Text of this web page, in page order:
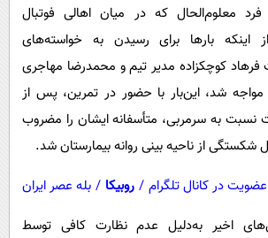
سیاست خارجی
معلوم‌الحال که در میان اهالی فوتبال
اینکه بارها برای رسیدن به خواسته‌های
فرهاد کوچکزاده مدیر تیم و محمدرضا مهاجری
شد، این‌بار با حضور در تمرین، پس از
به سرمربی، متأسفانه ایشان را مضروب
شکستگی از ناحیه بینی روانه بیمارستان شد.
عضویت در کانال تلگرام / روبیکا / بله عصر ایران
اخیر به‌دلیل عدم نظارت کافی توسط